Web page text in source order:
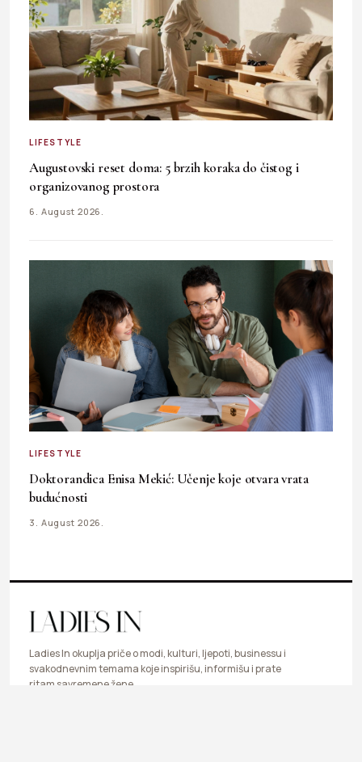
LIFESTYLE
Augustovski reset doma: 5 brzih koraka do čistog i
organizovanog prostora
6. August 2026.
LIFESTYLE
Doktorandica Enisa Mekić: Učenje koje otvara vrata
budućnosti
3. August 2026.
Ladies In okuplja priče o modi, kulturi, ljepoti, businessu i
svakodnevnim temama koje inspirišu, informišu i prate
ritam savremene žene.